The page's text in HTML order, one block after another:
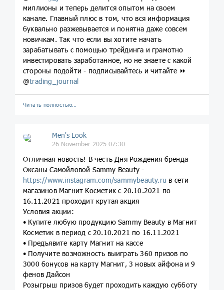
миллионы и теперь делится опытом на своем
канале. Главный плюс в том, что вся информация
буквально разжевывается и понятна даже совсем
новичкам. Так что если вы хотите начать
зарабатывать с помощью трейдинга и грамотно
инвестировать заработанное, но не знаете с какой
стороны подойти - подписывайтесь и читайте ⏩
@trading_journal
Читать полностью…
Men's Look
26 November 2025 07:30
Отличная новость! В честь Дня Рождения бренда
Оксаны Самойловой Sammy Beauty -
https://www.instagram.com/sammybeauty.ru в сети
магазинов Магнит Косметик c 20.10.2021 по
16.11.2021 проходит крутая акция
Условия акции:
• Купите любую продукцию Sammy Beauty в Магнит
Косметик в период с 20.10.2021 по 16.11.2021
• Предъявите карту Магнит на кассе
• Получите возможность выиграть 360 призов по
3000 бонусов на карту Магнит, 3 новых айфона и 9
фенов Дайсон
Розыгрыш призов будет проходить каждую субботу